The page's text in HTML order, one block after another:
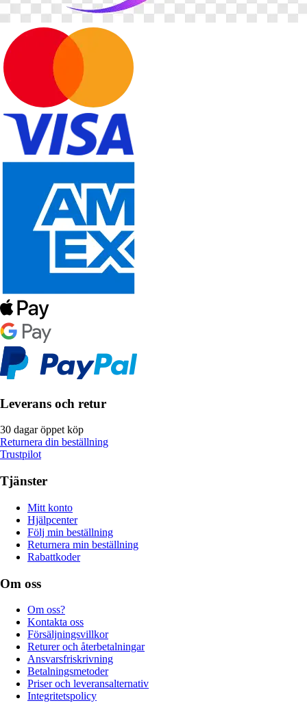
Leverans och retur
30 dagar öppet köp
Returnera din beställning
Trustpilot
Tjänster
Mitt konto
Hjälpcenter
Följ min beställning
Returnera min beställning
Rabattkoder
Om oss
Om oss?
Kontakta oss
Försäljningsvillkor
Returer och återbetalningar
Ansvarsfriskrivning
Betalningsmetoder
Priser och leveransalternativ
Integritetspolicy